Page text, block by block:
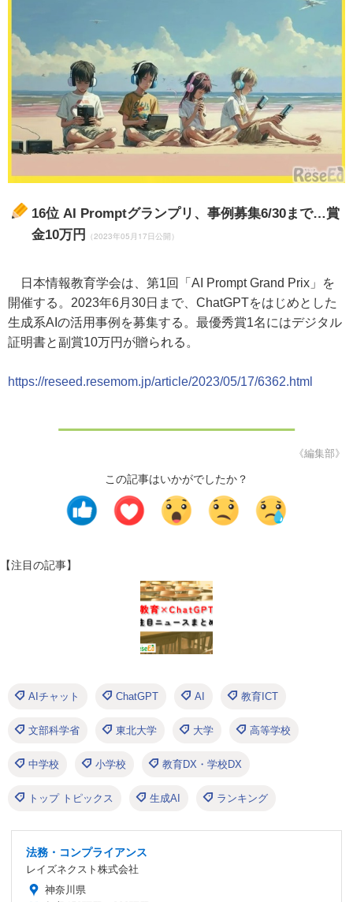
16位 AI Promptグランプリ、事例募集6/30まで…賞
金10万円
（2023年05月17日公開）
日本情報教育学会は、第1回「AI Prompt Grand Prix」を
開催する。2023年6月30日まで、ChatGPTをはじめとした
生成系AIの活用事例を募集する。最優秀賞1名にはデジタル
証明書と副賞10万円が贈られる。
https://reseed.resemom.jp/article/2023/05/17/6362.html
《編集部》
この記事はいかがでしたか？
【注目の記事】
AIチャット ChatGPT AI 教育ICT
文部科学省 東北大学 大学 高等学校
中学校 小学校 教育DX・学校DX
トップ トピックス 生成AI ランキング
法務・コンプライアンス
レイズネクスト株式会社
神奈川県